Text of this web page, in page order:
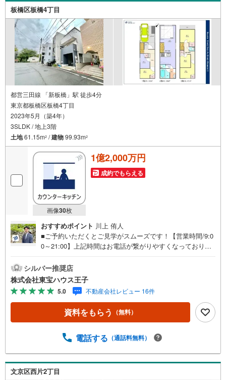
板橋区板橋4丁目
都営三田線 「新板橋」駅 徒歩4分
東京都板橋区板橋4丁目
2023年5月（築4年）
3SLDK / 地上3階
土地61.15m2 /建物99.93m2
画像30枚
1億2,000万円
成約でもらえる
おすすめポイント 川上 侑人
■ご予約いただくとご見学がスムーズです！【営業時間/9:0
0～21:00】上記時間はお電話が繋がりやすくなっておりま
にお電話ください！下記のお申込み方法も可能です！ご見
学希望のお客様:右上の「室内・現地を見学する」をクリッ
クして下さい。資料請求希望のお客様:右上の「資料をもら
う」をクリックして下さい。【東宝ハウス王子のポイン
ト】（1）不動産のご提案から資金計画・ライフシミュレー
ションのご相談・無理のないライフプラン、提携による低
生活」を「未来カレンダー」で見える化します。（2）ご購
ポート」・漠然としたキャッシュフローのグラフ化、効果
的な生命保険の見直し、繰り上げ返済の効果的なタイミン
グなどご提案させて頂きます。■ご案内方法ご自宅へお迎
シルバー推奨店
株式会社東宝ハウス王子
5.0 不動産会社レビュー 16件
資料をもらう （無料）
電話する （通話料無料）
文京区西片2丁目